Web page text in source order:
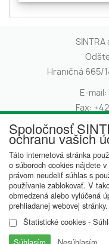
Spoločnosť
ochranu vašich
Táto internetová stránka
o súboroch cookies nájdete
právom neudeliť súhlas s
používanie zablokovať. V
obmedzená alebo vylúčená
prehliadanej webovej stránky.
Štatistické cookies -
SINTRA
Hraničná 665/
E-mail:
Fax:
oznamovanie
IČ
IBAN: SK 59